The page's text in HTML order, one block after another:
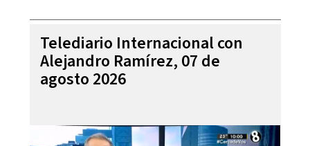
Telediario Internacional con
Alejandro Ramírez, 07 de
agosto 2026